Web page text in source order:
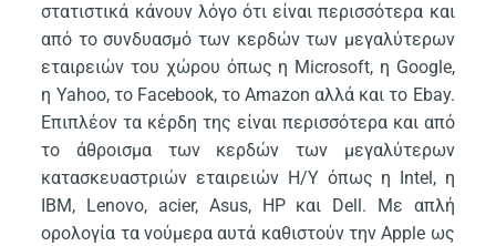
στατιστικά κάνουν λόγο ότι είναι περισσότερα και
από το συνδυασμό των κερδών των μεγαλύτερων
εταιρειών του χώρου όπως η Microsoft, η Google,
η Yahoo, το Facebook, το Amazon αλλά και το Ebay.
Επιπλέον τα κέρδη της είναι περισσότερα και από
το άθροισμα των κερδών των μεγαλύτερων
κατασκευαστριών εταιρειών Η/Υ όπως η Intel, η
IBM, Lenovo, acier, Asus, HP και Dell. Με απλή
ορολογία τα νούμερα αυτά καθιστούν την Apple ως